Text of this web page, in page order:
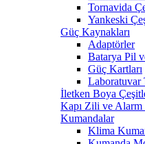
Tornavida
Yankeski
Güç Kaynakları
Adaptörler
Batarya Pil
Güç Kartları
Laboratuvar
İletken Boya
Kapı Zili ve Alarm
Kumandalar
Klima